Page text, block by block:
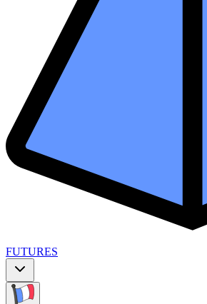
FUTURES